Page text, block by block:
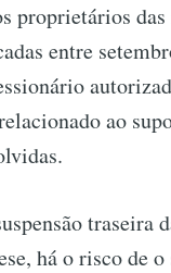
proprietários
entre
ao
traseira
há o risco de